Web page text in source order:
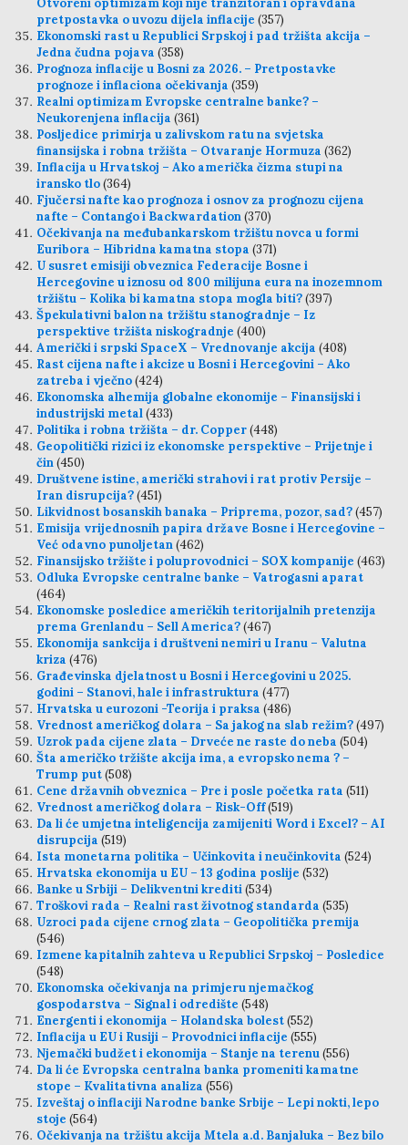
Otvoreni optimizam koji nije tranzitoran i opravdana
pretpostavka o uvozu dijela inflacije (357)
Ekonomski rast u Republici Srpskoj i pad tržišta akcija –
Jedna čudna pojava (358)
Prognoza inflacije u Bosni za 2026. – Pretpostavke
prognoze i inflaciona očekivanja (359)
Realni optimizam Evropske centralne banke? –
Neukorenjena inflacija (361)
Posljedice primirja u zalivskom ratu na svjetska
finansijska i robna tržišta – Otvaranje Hormuza (362)
Inflacija u Hrvatskoj – Ako američka čizma stupi na
iransko tlo(364)
Fjučersi nafte kao prognoza i osnov za prognozu cijena
nafte – Contango i Backwardation(370)
Očekivanja na međubankarskom tržištu novca u formi
Euribora – Hibridna kamatna stopa (371)
U susret emisiji obveznica Federacije Bosne i
Hercegovine u iznosu od 800 milijuna eura na inozemnom
tržištu – Kolika bi kamatna stopa mogla biti?(397)
Špekulativni balon na tržištu stanogradnje – Iz
perspektive tržišta niskogradnje (400)
Američki i srpski SpaceX – Vrednovanje akcija (408)
Rast cijena nafte i akcize u Bosni i Hercegovini – Ako
zatreba i vječno(424)
Ekonomska alhemija globalne ekonomije – Finansijski i
industrijski metal(433)
Politika i robna tržišta – dr. Copper(448)
Geopolitički rizici iz ekonomske perspektive – Prijetnje i
čin(450)
Društvene istine, američki strahovi i rat protiv Persije –
Iran disrupcija?(451)
Likvidnost bosanskih banaka – Priprema, pozor, sad?(457)
Emisija vrijednosnih papira države Bosne i Hercegovine –
Već odavno punoljetan(462)
Finansijsko tržište i poluprovodnici – SOX kompanije (463)
Odluka Evropske centralne banke – Vatrogasni aparat
(464)
Ekonomske posledice američkih teritorijalnih pretenzija
prema Grenlandu – Sell America?(467)
Ekonomija sankcija i društveni nemiri u Iranu – Valutna
kriza (476)
Građevinska djelatnost u Bosni i Hercegovini u 2025.
godini – Stanovi, hale i infrastruktura (477)
Hrvatska u eurozoni -Teorija i praksa (486)
Vrednost američkog dolara – Sa jakog na slab režim?(497)
Uzrok pada cijene zlata – Drveće ne raste do neba (504)
Šta američko tržište akcija ima, a evropsko nema ? –
Trump put(508)
Cene državnih obveznica – Pre i posle početka rata (511)
Vrednost američkog dolara – Risk-Off(519)
Da li će umjetna inteligencija zamijeniti Word i Excel? – AI
disrupcija (519)
Ista monetarna politika – Učinkovita i neučinkovita (524)
Hrvatska ekonomija u EU – 13 godina poslije (532)
Banke u Srbiji – Delikventni krediti(534)
Troškovi rada – Realni rast životnog standarda (535)
Uzroci pada cijene crnog zlata – Geopolitička premija
(546)
Izmene kapitalnih zahteva u Republici Srpskoj – Posledice
(548)
Ekonomska očekivanja na primjeru njemačkog
gospodarstva – Signal i odredište (548)
Energenti i ekonomija – Holandska bolest(552)
Inflacija u EU i Rusiji – Provodnici inflacije (555)
Njemački budžet i ekonomija – Stanje na terenu(556)
Da li će Evropska centralna banka promeniti kamatne
stope – Kvalitativna analiza (556)
Izveštaj o inflaciji Narodne banke Srbije – Lepi nokti, lepo
stoje (564)
Očekivanja na tržištu akcija Mtela a.d. Banjaluka – Bez bilo